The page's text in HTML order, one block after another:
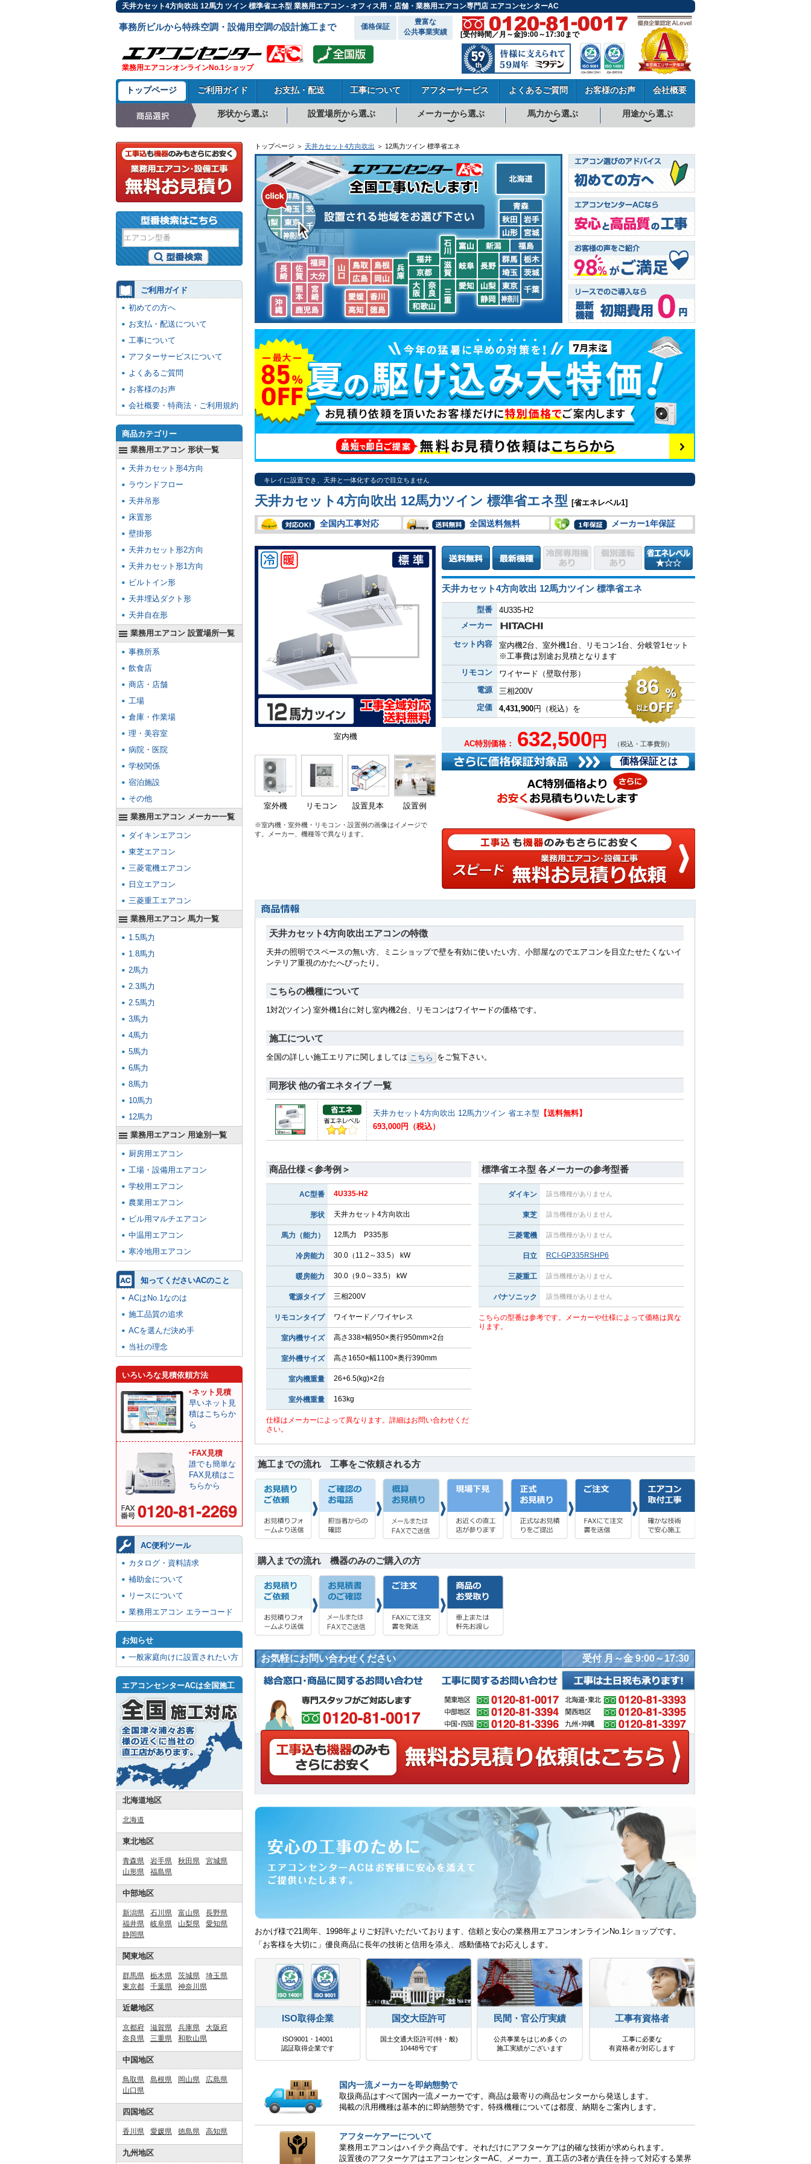
天井カセット4方向吹出 12馬力 ツイン 標準省エネ型 業務用エアコン - オフィス用・店舗・業務用エアコン専門店 エアコンセンターAC
事務所ビルから特殊空調・設備用空調の設計施工まで 価格保証
豊富な
公共事業実績
業務用エアコンオンラインNo.1ショップ
[受付時間／月～金]9:00～17:30まで
トップページ ご利用ガイド お支払・配送 工事について アフターサービス よくあるご質問 お客様のお声 会社概要
形状から選ぶ 設置場所から選ぶ メーカーから選ぶ 馬力から選ぶ 用途から選ぶ
トップページ ＞ 天井カセット4方向吹出 ＞ 12馬力ツイン 標準省エネ
神奈川
埼玉
大阪
京都
愛知
静岡
北海道
宮城
広島
福岡
茨城
栃木
群馬
滋賀
奈良 三重
岐阜
大分
宮崎
佐賀
長崎
熊本
鹿児島
岩手
福島
青森
秋田
山形
鳥取
岡山
島根
山口
新潟
長野
富山
石川
福井
キレイに設置でき、天井と一体化するので目立ちません
天井カセット4方向吹出 12馬力ツイン 標準省エネ型 [省エネレベル1]
全国内工事対応 全国送料無料 メーカー1年保証
室内機
室外機 リモコン 設置見本 設置例
※室内機・室外機・リモコン・設置例の画像はイメージで
す。メーカー、機種等で異なります。
天井カセット4方向吹出 12馬力ツイン 標準省エネ
型番
4U335-H2
メーカー
セット内容
室内機2台、室外機1台、リモコン1台、分岐管1セット
※工事費は別途お見積となります
リモコン
ワイヤード（壁取付形）
電源
三相200V
定価
4,431,900円（税込）を
86
AC特別価格： 632,500 円 （税込・工事費別）
価格保証とは
天井カセット4方向吹出エアコンの特徴
天井の照明でスペースの無い方、ミニショップで壁を有効に使いたい方、小部屋なのでエアコンを目立たせたくないイ
ンテリア重視のかたへぴったり。
こちらの機種について
1対2(ツイン) 室外機1台に対し室内機2台、リモコンはワイヤードの価格です。
施工について
全国の詳しい施工エリアに関しましては こちら をご覧下さい。
同形状 他の省エネタイプ 一覧
天井カセット4方向吹出 12馬力ツイン 省エネ型 【送料無料】
693,000円（税込）
商品仕様＜参考例＞
AC型番 4U335-H2
形状 天井カセット4方向吹出
馬力（能力） 12馬力 P335形
冷房能力 30.0（11.2～33.5） kW
暖房能力 30.0（9.0～33.5） kW
電源タイプ 三相200V
リモコンタイプ ワイヤード／ワイヤレス
室内機サイズ 高さ338×幅950×奥行950mm×2台
室外機サイズ 高さ1650×幅1100×奥行390mm
室内機重量 26+6.5(kg)×2台
室外機重量 163kg
仕様はメーカーによって異なります。詳細はお問い合わせくだ
さい。
標準省エネ型 各メーカーの参考型番
ダイキン 該当機種がありません
東芝 該当機種がありません
三菱電機 該当機種がありません
日立 RCI-GP335RSHP6
三菱重工 該当機種がありません
パナソニック 該当機種がありません
こちらの型番は参考です。メーカーや仕様によって価格は異な
ります。
施工までの流れ 工事をご依頼される方
購入までの流れ 機器のみのご購入の方
お気軽にお問い合わせください 受付 月～金 9:00～17:30
おかげ様で21周年、1998年よりご好評いただいております、信頼と安心の業務用エアコンオンラインNo.1ショップです。
「お客様を大切に」優良商品に長年の技術と信用を添え、感動価格でお応えします。
ISO取得企業
ISO9001・14001
認証取得企業です
国交大臣許可
国土交通大臣許可(特・般)
10448号です
民間・官公庁実績
公共事業をはじめ多くの
施工実績がございます
工事有資格者
工事に必要な
有資格者が対応します
国内一流メーカーを即納態勢で
取扱商品はすべて国内一流メーカーです。商品は最寄りの商品センターから発送します。
掲載の汎用機種は基本的に即納態勢です。特殊機種については都度、納期をご案内します。
アフターケアーについて
業務用エアコンはハイテク商品です。それだけにアフターケアは的確な技術が求められます。
設置後のアフターケアはエアコンセンターAC、メーカー、直工店の3者が責任を持って対応する業界
ご利用ガイド
初めての方へ
お支払・配送について
工事について
アフターサービスについて
よくあるご質問
お客様のお声
会社概要・特商法・ご利用規約
商品カテゴリー
業務用エアコン 形状一覧
天井カセット形4方向
ラウンドフロー
天井吊形
床置形
壁掛形
天井カセット形2方向
天井カセット形1方向
ビルトイン形
天井埋込ダクト形
天井自在形
業務用エアコン 設置場所一覧
事務所系
飲食店
商店・店舗
工場
倉庫・作業場
理・美容室
病院・医院
学校関係
宿泊施設
その他
業務用エアコン メーカー一覧
ダイキンエアコン
東芝エアコン
三菱電機エアコン
日立エアコン
三菱重工エアコン
業務用エアコン 馬力一覧
1.5馬力
1.8馬力
2馬力
2.3馬力
2.5馬力
3馬力
4馬力
5馬力
6馬力
8馬力
10馬力
12馬力
業務用エアコン 用途別一覧
厨房用エアコン
工場・設備用エアコン
学校用エアコン
農業用エアコン
ビル用マルチエアコン
中温用エアコン
寒冷地用エアコン
知ってくださいACのこと
ACはNo.1なのは
施工品質の追求
ACを選んだ決め手
当社の理念
いろいろな見積依頼方法
ネット見積
早いネット見
積はこちらか
ら
FAX見積
誰でも簡単な
FAX見積はこ
ちらから
AC便利ツール
カタログ・資料請求
補助金について
リースについて
業務用エアコン エラーコード
お知らせ
一般家庭向けに設置されたい方
エアコンセンターACは全国施工
北海道地区
北海道
東北地区
青森県 岩手県 秋田県
宮城県
山形県
福島県
中部地区
新潟県 石川県 富山県
長野県
福井県
岐阜県 山梨県
愛知県
静岡県
関東地区
群馬県 栃木県 茨城県
埼玉県
東京都
千葉県 神奈川県
近畿地区
京都府 滋賀県 兵庫県
大阪府
奈良県
三重県 和歌山県
中国地区
鳥取県 島根県 岡山県
広島県
山口県
四国地区
香川県 愛媛県 徳島県 高知県
九州地区